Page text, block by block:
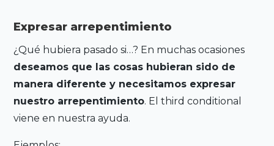
Expresar arrepentimiento
¿Qué hubiera pasado si…? En muchas ocasiones
deseamos que las cosas hubieran sido de
manera diferente y necesitamos expresar
nuestro arrepentimiento. El third conditional
viene en nuestra ayuda.